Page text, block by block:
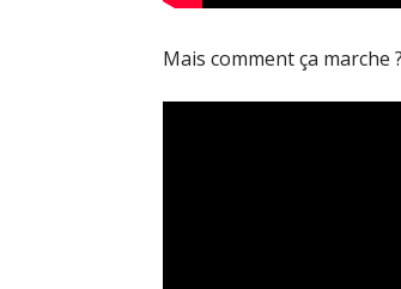
Mais comment ça marche